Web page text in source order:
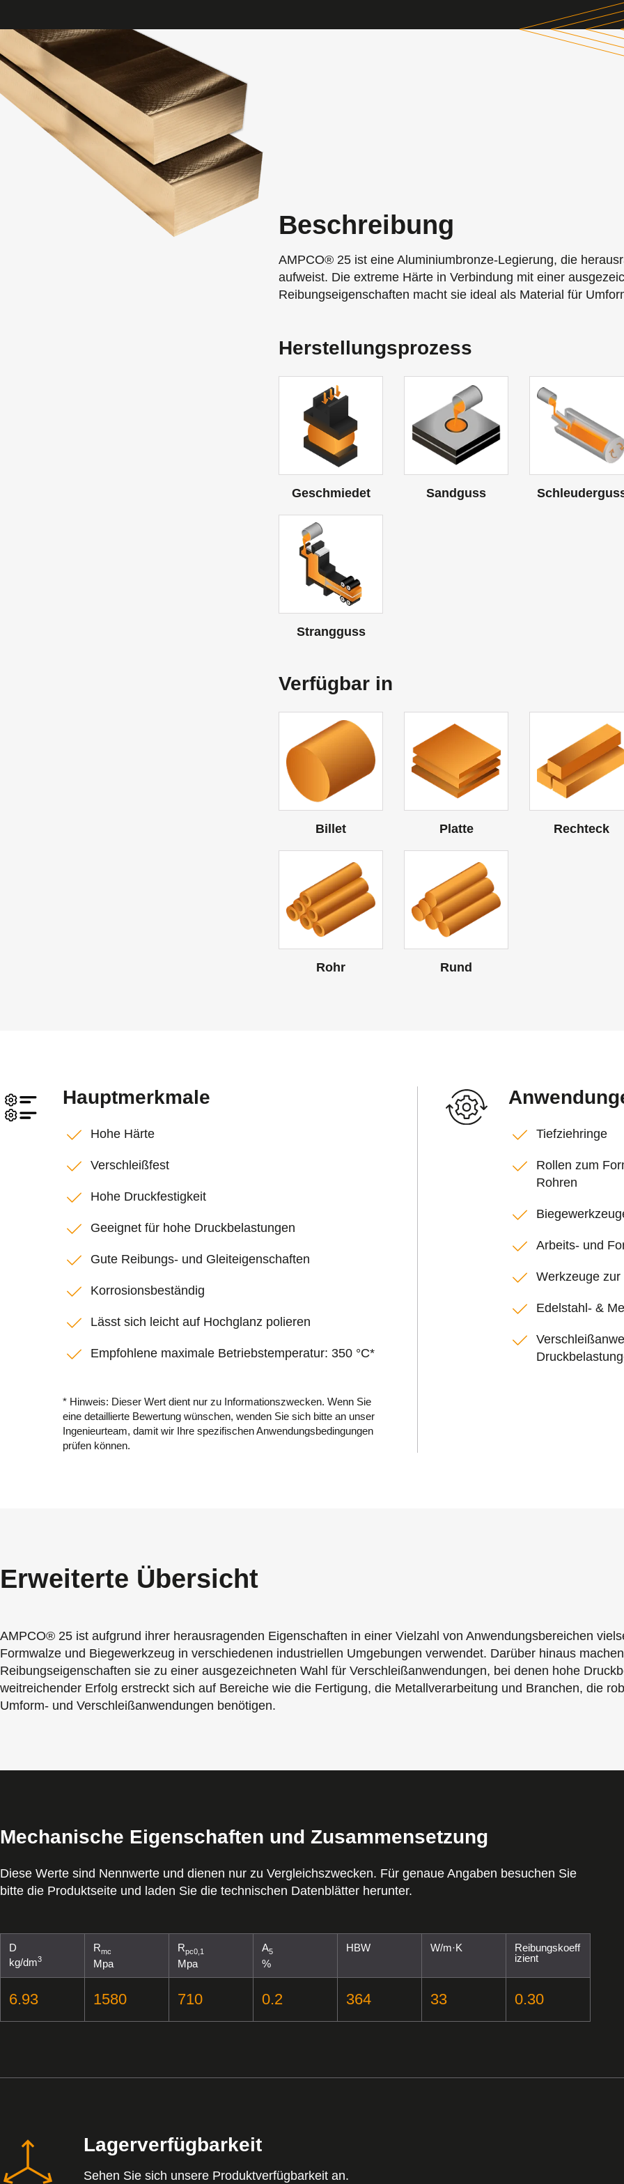
Beschreibung
AMPCO® 25 ist eine Aluminiumbronze-Legierung, die
aufweist. Die extreme Härte in Verbindung mit einer
Reibungseigenschaften macht sie ideal als Material für
Herstellungsprozess
Geschmiedet Sandguss
Strangguss
Verfügbar in
Billet Platte Rechteck
Rohr Rund
Hauptmerkmale
Hohe Härte
Verschleißfest
Hohe Druckfestigkeit
Geeignet für hohe Druckbelastungen
Gute Reibungs- und Gleiteigenschaften
Korrosionsbeständig
Lässt sich leicht auf Hochglanz polieren
Empfohlene maximale Betriebstemperatur: 350 °C*
* Hinweis: Dieser Wert dient nur zu Informationszwecken. Wenn Sie
eine detaillierte Bewertung wünschen, wenden Sie sich bitte an unser
Ingenieurteam, damit wir Ihre spezifischen Anwendungsbedingungen
prüfen können.
Tiefziehringe
Rollen zum
Rohren
Arbeits- und
Werkzeuge
Edelstahl- &
Erweiterte Übersicht
AMPCO® 25 ist aufgrund ihrer herausragenden Eigenschaften in einer Vielzahl von Anwendungsbereichen
Formwalze und Biegewerkzeug in verschiedenen industriellen Umgebungen verwendet. Darüber hinaus
Reibungseigenschaften sie zu einer ausgezeichneten Wahl für Verschleißanwendungen, bei denen hohe
weitreichender Erfolg erstreckt sich auf Bereiche wie die Fertigung, die Metallverarbeitung und Branchen, die
Umform- und Verschleißanwendungen benötigen.
Mechanische Eigenschaften und Zusammensetzung
Diese Werte sind Nennwerte und dienen nur zu Vergleichszwecken. Für genaue Angaben besuchen Sie
bitte die Produktseite und laden Sie die technischen Datenblätter herunter.
D
kg/dm3
Rmc
Mpa
Rpc0,1
Mpa
A5
%
HBW W/m·K
Reibungskoeff
izient
6.93 1580 710 0.2 364 33 0.30
Lagerverfügbarkeit
Sehen Sie sich unsere Produktverfügbarkeit an.